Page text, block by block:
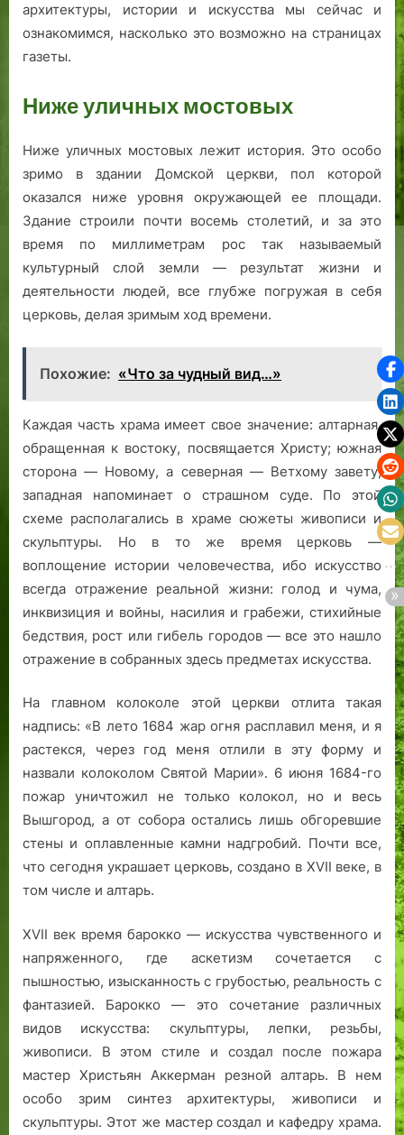
архитектуры, истории и искусства мы сейчас и
ознакомимся, насколько это возможно на страницах
газеты.
Ниже уличных мостовых
Ниже уличных мостовых лежит история. Это особо
зримо в здании Домской церкви, пол которой
оказался ниже уровня окружающей ее площади.
Здание строили почти восемь столетий, и за это
время по миллиметрам рос так называемый
культурный слой земли — результат жизни и
деятельности людей, все глубже погружая в себя
церковь, делая зримым ход времени.
Похожие: «Что за чудный вид…»
Каждая часть храма имеет свое значение: алтарная,
обращенная к востоку, посвящается Христу; южная
сторона — Новому, а северная — Ветхому завету;
западная напоминает о страшном суде. По этой
схеме располагались в храме сюжеты живописи и
скульптуры. Но в то же время церковь —
воплощение истории человечества, ибо искусство
всегда отражение реальной жизни: голод и чума,
инквизиция и войны, насилия и грабежи, стихийные
бедствия, рост или гибель городов — все это нашло
отражение в собранных здесь предметах искусства.
На главном колоколе этой церкви отлита такая
надпись: «В лето 1684 жар огня расплавил меня, и я
растекся, через год меня отлили в эту форму и
назвали колоколом Святой Марии». 6 июня 1684-го
пожар уничтожил не только колокол, но и весь
Вышгород, а от собора остались лишь обгоревшие
стены и оплавленные камни надгробий. Почти все,
что сегодня украшает церковь, создано в ХVII веке, в
том числе и алтарь.
ХVII век время барокко — искусства чувственного и
напряженного, где аскетизм сочетается с
пышностью, изысканность с грубостью, реальность с
фантазией. Барокко — это сочетание различных
видов искусства: скульптуры, лепки, резьбы,
живописи. В этом стиле и создал после пожара
мастер Христьян Аккерман резной алтарь. В нем
особо зрим синтез архитектуры, живописи и
скульптуры. Этот же мастер создал и кафедру храма.